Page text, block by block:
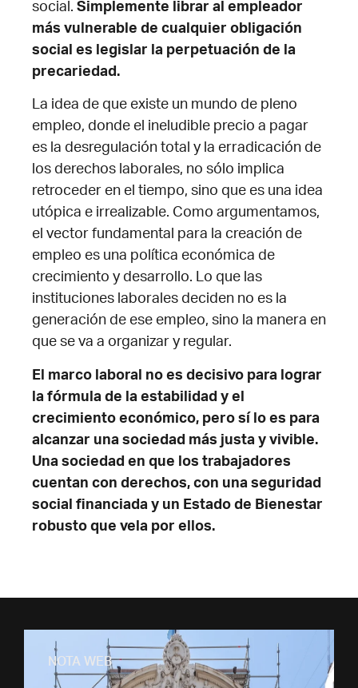
social. Simplemente librar al empleador
más vulnerable de cualquier obligación
social es legislar la perpetuación de la
precariedad.
La idea de que existe un mundo de pleno
empleo, donde el ineludible precio a pagar
es la desregulación total y la erradicación de
los derechos laborales, no sólo implica
retroceder en el tiempo, sino que es una idea
utópica e irrealizable. Como argumentamos,
el vector fundamental para la creación de
empleo es una política económica de
crecimiento y desarrollo. Lo que las
instituciones laborales deciden no es la
generación de ese empleo, sino la manera en
que se va a organizar y regular.
El marco laboral no es decisivo para lograr
la fórmula de la estabilidad y el
crecimiento económico, pero sí lo es para
alcanzar una sociedad más justa y vivible.
Una sociedad en que los trabajadores
cuentan con derechos, con una seguridad
social financiada y un Estado de Bienestar
robusto que vela por ellos.
NOTA WEB